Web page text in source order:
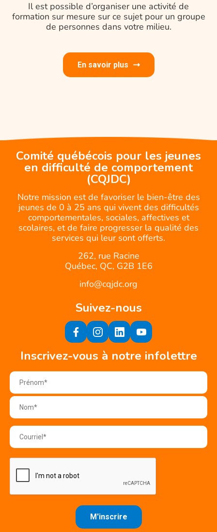
Il est possible d’organiser une activité de
formation sur mesure sur ce sujet pour un groupe
de personnes dans votre milieu.
En savoir plus
Comité québécois pour les jeunes
en difficulté de comportement
(CQJDC)
Notre mission est de favoriser le bien-être des
jeunes de 0 à 25 ans qui vivent des difficultés
comportementales, sociales, affectives et
scolaires, et de faire progresser la qualité des
services qui leur sont offerts.
262, rue Racine
Québec, QC, G2B 1E6
info@cqjdc.org
Suivez-nous
Inscrivez-vous à notre infolettre